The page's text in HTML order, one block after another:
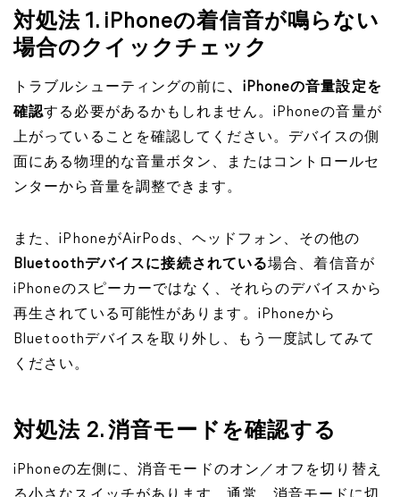
対処法 1. iPhoneの着信音が鳴らない
場合のクイックチェック
トラブルシューティングの前に、iPhoneの音量設定を
確認する必要があるかもしれません。iPhoneの音量が
上がっていることを確認してください。デバイスの側
面にある物理的な音量ボタン、またはコントロールセ
ンターから音量を調整できます。
また、iPhoneがAirPods、ヘッドフォン、その他の
Bluetoothデバイスに接続されている場合、着信音が
iPhoneのスピーカーではなく、それらのデバイスから
再生されている可能性があります。iPhoneから
Bluetoothデバイスを取り外し、もう一度試してみて
ください。
対処法 2. 消音モードを確認する
iPhoneの左側に、消音モードのオン／オフを切り替え